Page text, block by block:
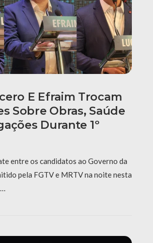
E Efraim Trocam
Sobre Obras, Saúde
Durante 1º
entre os candidatos ao Governo da
pela FGTV e MRTV na noite nesta